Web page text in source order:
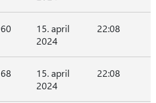
15. april
2024
22:08
15. april
2024
22:08